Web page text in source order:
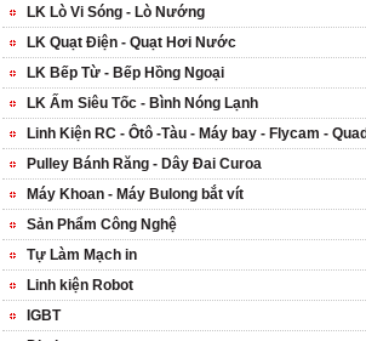
LK Lò Vi Sóng - Lò Nướng
LK Quạt Điện - Quạt Hơi Nước
LK Bếp Từ - Bếp Hồng Ngoại
LK Ấm Siêu Tốc - Bình Nóng Lạnh
Linh Kiện RC - Ôtô -Tàu - Máy bay - Flycam -
Pulley Bánh Răng - Dây Đai Curoa
Máy Khoan - Máy Bulong bắt vít
Sản Phẩm Công Nghệ
Tự Làm Mạch in
Linh kiện Robot
IGBT